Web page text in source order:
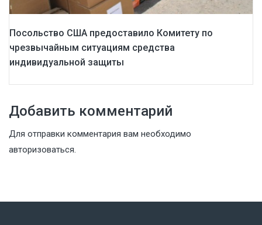
Посольство США предоставило Комитету по
чрезвычайным ситуациям средства
индивидуальной защиты
Добавить комментарий
Для отправки комментария вам необходимо
авторизоваться.